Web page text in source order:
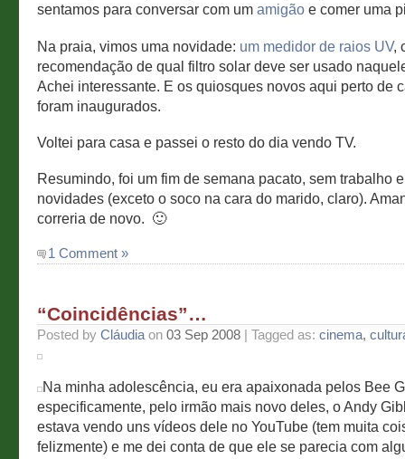
sentamos para conversar com um amigão e comer uma
Na praia, vimos uma novidade: um medidor de raios UV,
recomendação de qual filtro solar deve ser usado
Achei interessante. E os quiosques novos aqui perto de
foram inaugurados.
Voltei para casa e passei o resto do dia vendo TV.
Resumindo, foi um fim de semana pacato, sem trabalho
novidades (exceto o soco na cara do marido, claro).
correria de novo. 🙂
1 Comment »
“Coincidências”…
Posted by Cláudiaon 03 Sep 2008 | Tagged as: cinema,
Na minha adolescência, eu era apaixonada pelos Bee
especificamente, pelo irmão mais novo deles, o Andy
estava vendo uns vídeos dele no YouTube (tem muita
felizmente) e me dei conta de que ele se parecia com